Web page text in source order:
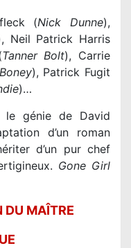
(Nick Dunne),
Neil Patrick Harris
Tanner Bolt), Carrie
Boney), Patrick Fugit
)…
le génie de David
d’un roman
d’un pur chef
Gone Girl
DU MAÎTRE